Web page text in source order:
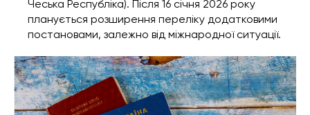
Чеська Республіка). Після 16 січня 2026 року
планується розширення переліку додатковими
постановами, залежно від міжнародної ситуації.